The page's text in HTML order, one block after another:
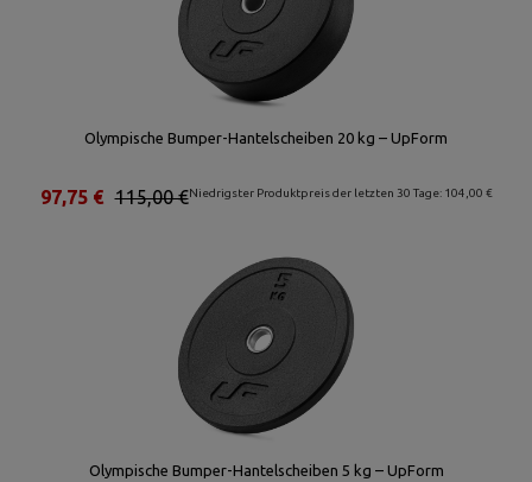
Olympische Bumper-Hantelscheiben 20 kg – UpForm
Niedrigster Produktpreis der letzten 30 Tage: 104,00 €
115,00 €
97,75 €
Olympische Bumper-Hantelscheiben 5 kg – UpForm